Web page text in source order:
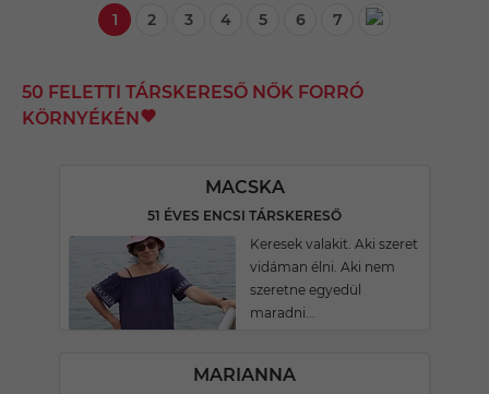
1 2 3 4 5 6 7
50 FELETTI TÁRSKERESŐ NŐK FORRÓ
KÖRNYÉKÉN
MACSKA
51 ÉVES ENCSI TÁRSKERESŐ
Keresek valakit. Aki szeret
vidáman élni. Aki nem
szeretne egyedül
maradni...
MARIANNA